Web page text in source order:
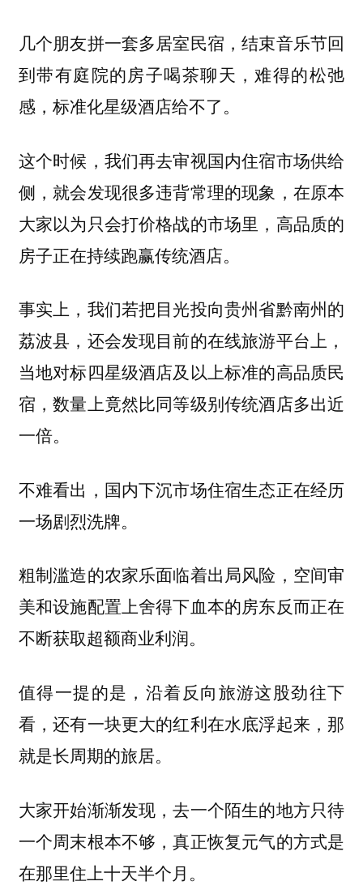
几个朋友拼一套多居室民宿，结束音乐节回
到带有庭院的房子喝茶聊天，难得的松弛
感，标准化星级酒店给不了。
这个时候，我们再去审视国内住宿市场供给
侧，就会发现很多违背常理的现象，在原本
大家以为只会打价格战的市场里，高品质的
房子正在持续跑赢传统酒店。
事实上，我们若把目光投向贵州省黔南州的
荔波县，还会发现目前的在线旅游平台上，
当地对标四星级酒店及以上标准的高品质民
宿，数量上竟然比同等级别传统酒店多出近
一倍。
不难看出，国内下沉市场住宿生态正在经历
一场剧烈洗牌。
粗制滥造的农家乐面临着出局风险，空间审
美和设施配置上舍得下血本的房东反而正在
不断获取超额商业利润。
值得一提的是，沿着反向旅游这股劲往下
看，还有一块更大的红利在水底浮起来，那
就是长周期的旅居。
大家开始渐渐发现，去一个陌生的地方只待
一个周末根本不够，真正恢复元气的方式是
在那里住上十天半个月。